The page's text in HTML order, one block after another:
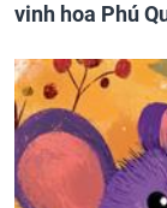
vinh hoa Phú